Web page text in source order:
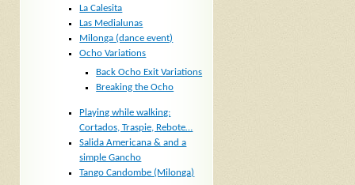
La Calesita
Las Medialunas
Milonga (dance event)
Ocho Variations
Back Ocho Exit Variations
Breaking the Ocho
Playing while walking:
Cortados, Traspie, Rebote…
Salida Americana & and a
simple Gancho
Tango Candombe (Milonga)